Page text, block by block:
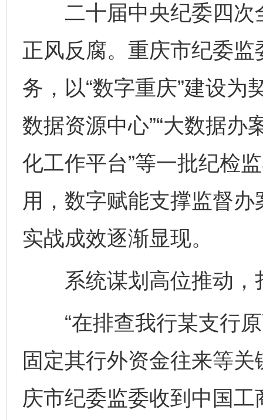
二十届中央纪委四次
正风反腐。重庆市纪委
务，以“数字重庆”建设为
数据资源中心”“大数据办
化工作平台”等一批纪检
用，数字赋能支撑监督
实战成效逐渐显现。
系统谋划高位推动，
“在排查我行某支行原
固定其行外资金往来等
庆市纪委监委收到中国